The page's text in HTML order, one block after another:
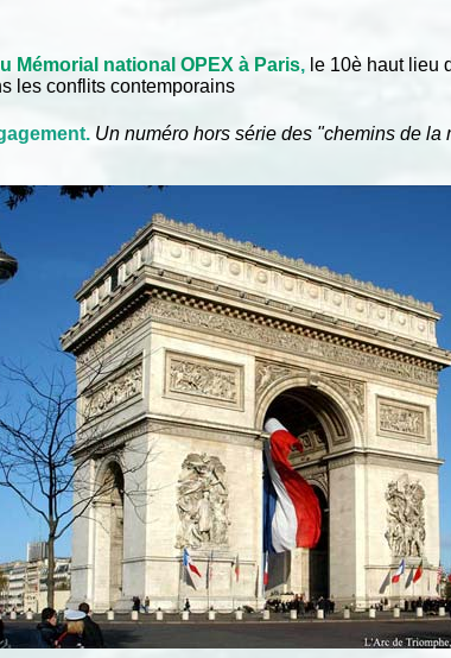
Mémorial national OPEX à Paris, le 10è haut lieu
les conflits contemporains
Un numéro hors série des "chemins de